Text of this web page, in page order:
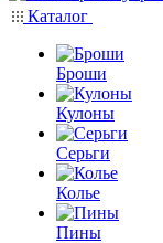
Каталог
Броши
Кулоны
Серьги
Колье
Пины